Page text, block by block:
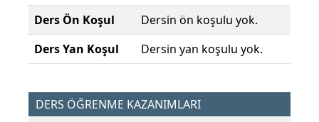
Ders Ön Koşul
Dersin ön koşulu yok.
Ders Yan Koşul
Dersin yan koşulu yok.
DERS ÖĞRENME KAZANIMLARI